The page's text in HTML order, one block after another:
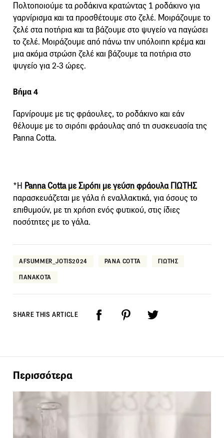
Πολτοποιούμε τα ροδάκινα κρατώντας 1 ροδάκινο για
γαρνίρισμα και τα προσθέτουμε στο ζελέ. Μοιράζουμε το
ζελέ στα ποτήρια και τα βάζουμε στο ψυγείο να παγώσει
το ζελέ. Μοιράζουμε από πάνω την υπόλοιπη κρέμα και
μια ακόμα στρώση ζελέ και βάζουμε τα ποτήρια στο
ψυγείο για 2-3 ώρες.
Βήμα 4
Γαρνίρουμε με τις φράουλες, το ροδάκινο και εάν
θέλουμε με το σιρόπι φράουλας από τη συσκευασία της
Panna Cotta.
*Η Panna Cotta με Σιρόπι με γεύση φράουλα ΓΙΩΤΗΣ
παρασκευάζεται με γάλα ή εναλλακτικά, για όσους το
επιθυμούν, με τη χρήση ενός φυτικού, στις ίδιες
ποσότητες με το γάλα.
AFSUMMER_JOTIS2024 PANA COTTA ΓΙΩΤΗΣ
ΠΑΝΑΚΟΤΑ
SHARE THIS ARTICLE
Περισσότερα